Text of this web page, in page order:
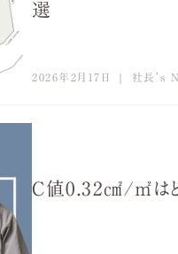
選
2026年2月17日 社長’s
C値0.32㎠/㎡はど